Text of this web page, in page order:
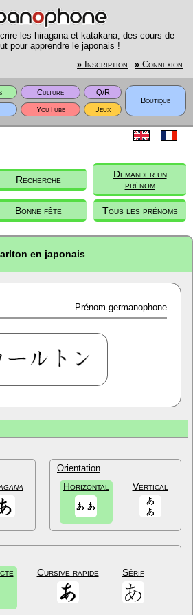
les hiragana et katakana, des cours de
pour apprendre le japonais !
» Inscription » Connexion
Culture
Q/R
Boutique
YouTube Jeux
Recherche
Demander un
prénom
Bonne fête Tous les prénoms
en japonais
Prénom germanophone
Orientation
Horizontal Vertical
Cursive rapide Sérif